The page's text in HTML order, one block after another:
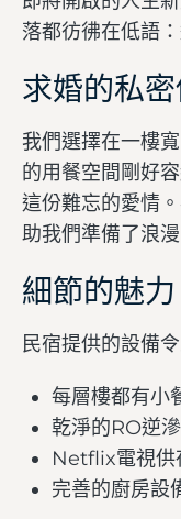
落都彷彿在低語
求婚的私
我們選擇在一樓
的用餐空間剛好
這份難忘的愛情
助我們準備了浪
細節的魅力
民宿提供的設備
每層樓都有小
乾淨的RO逆
Netflix電視供
完善的廚房設